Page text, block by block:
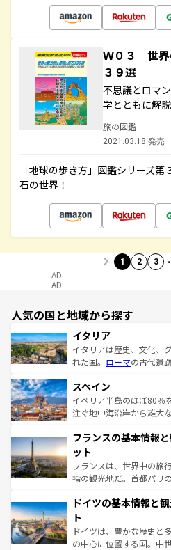
Ｗ０３ 世界
３９選
不思議とロマ
学とともに解説
旅の図鑑
2021.03.18 発売
「地球の歩き方」図鑑シリーズ
石の世界！
1 2 3
AD
AD
人気の国と地域から探す
イタリア
イタリアは歴史、文化、
れた国。 ローマの古代遺
ろん、トスカーナの美し
景など、自然景観も見逃
ピザやパスタなど、絶品
ませてくれるイタリアで
なお、新着のイタリア情報
しい。
スペイン
イベリア半島のほぼ80％
注ぐ地中海沿岸から雄大
文化が根付くこの国では
れる闘牛、そして美味し
る。首都マドリードの洗
アートに溢れた街角から
せる。地方によって風土
ンテンツ一覧 を参照して
フランスの基本情報
ット
フランスは、世界中の旅
指の観光地だ。首都パリ
で、幅広い魅力が詰まっ
聖堂、美しいビーチ、そ
から魅了する。また、フ
れ、フランス料理はユネ
ドイツの基本情報と
ト
ドイツは、豊かな歴史と
の中心に位置する国。中